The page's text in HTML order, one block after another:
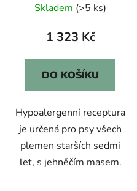
Skladem (>5 ks)
1 323 Kč
DO KOŠÍKU
Hypoalergenní receptura
je určená pro psy všech
plemen starších sedmi
let, s jehněčím masem.